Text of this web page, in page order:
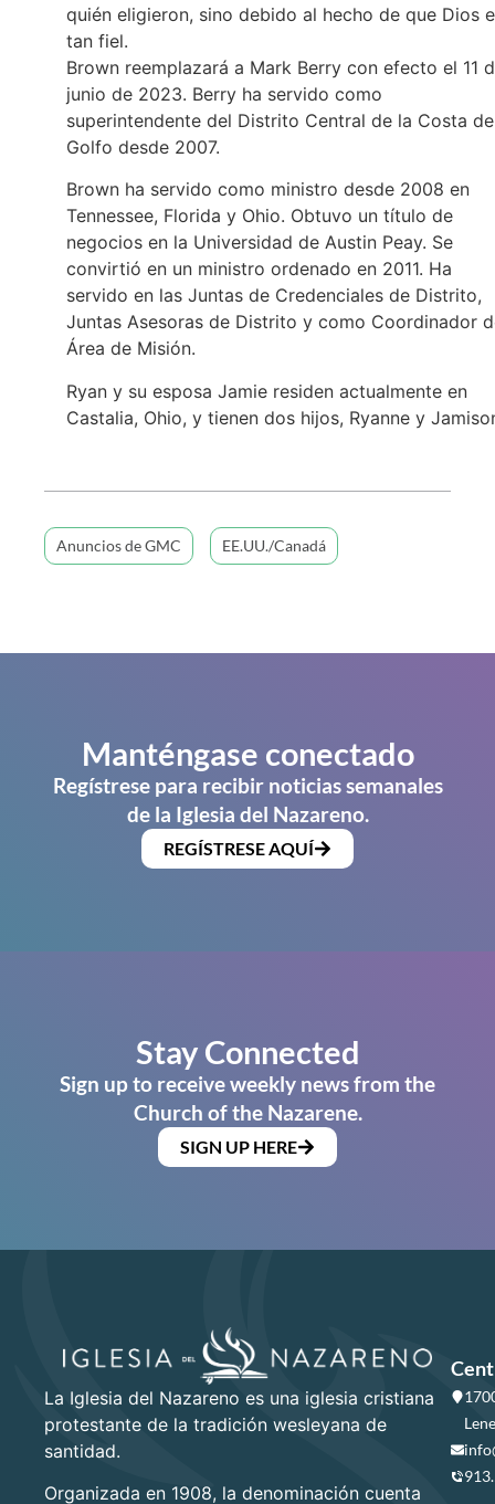
quién eligieron, sino debido al hecho de que Dios
tan fiel.
Brown reemplazará a Mark Berry con efecto el 11
junio de 2023. Berry ha servido como
superintendente del Distrito Central de la Costa
Golfo desde 2007.
Brown ha servido como ministro desde 2008 en
Tennessee, Florida y Ohio. Obtuvo un título de
negocios en la Universidad de Austin Peay. Se
convirtió en un ministro ordenado en 2011. Ha
servido en las Juntas de Credenciales de Distrito,
Juntas Asesoras de Distrito y como Coordinador
Área de Misión.
Ryan y su esposa Jamie residen actualmente en
Castalia, Ohio, y tienen dos hijos, Ryanne y
Anuncios de GMC EE.UU./Canadá
Manténgase conectado
Regístrese para recibir noticias semanales
de la Iglesia del Nazareno.
REGÍSTRESE AQUÍ
Stay Connected
Sign up to receive weekly news from the
Church of the Nazarene.
SIGN UP HERE
La Iglesia del Nazareno es una iglesia cristiana
protestante de la tradición wesleyana de
santidad.
Organizada en 1908, la denominación cuenta